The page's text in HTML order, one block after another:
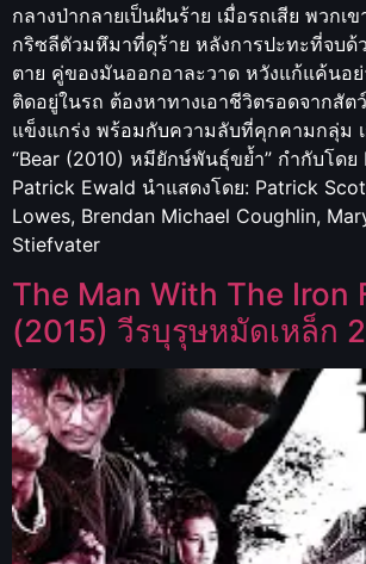
กลางป่ากลายเป็นฝันร้าย เมื่อรถเสีย พวกเ
กริซลีตัวมหึมาที่ดุร้าย หลังการปะทะที่จบด้
ตาย คู่ของมันออกอาละวาด หวังแก้แค้นอย่
ติดอยู่ในรถ ต้องหาทางเอาชีวิตรอดจากสัต
แข็งแกร่ง พร้อมกับความลับที่คุกคามกลุ่ม
“Bear (2010) หมียักษ์พันธุ์ขย้ำ” กำกับโดย
Patrick Ewald นำแสดงโดย: Patrick
Lowes, Brendan Michael Coughlin,
Stiefvater
The Man With The Iron
(2015) วีรบุรุษหมัดเหล็ก